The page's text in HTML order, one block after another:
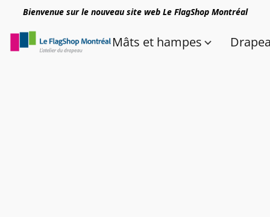
Bienvenue sur le nouveau site web Le FlagShop Montréal
Mâts et hampes